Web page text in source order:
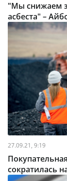
"Мы снижаем
асбеста" –
27.09.21, 9:19
сократилась